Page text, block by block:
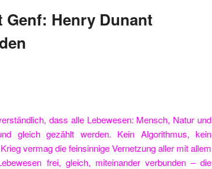
Henry Dunant
dass alle Lebewesen: Mensch, Natur und
gleich gezählt werden. Kein Algorithmus, kein
vermag die feinsinnige Vernetzung aller mit allem
frei, gleich, miteinander verbunden – die